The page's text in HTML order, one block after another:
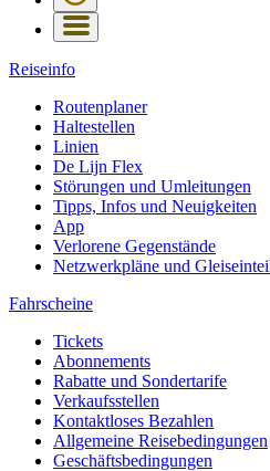
Reiseinfo
Routenplaner
Haltestellen
Linien
De Lijn Flex
Störungen und Umleitungen
Tipps, Infos und Neuigkeiten
App
Verlorene Gegenstände
Netzwerkpläne und
Fahrscheine
Tickets
Abonnements
Rabatte und Sondertarife
Verkaufsstellen
Kontaktloses Bezahlen
Allgemeine Reisebedingungen
Geschäftsbedingungen